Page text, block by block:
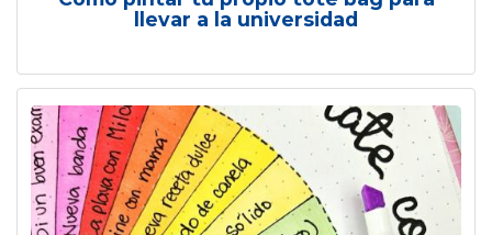
llevar a la universidad